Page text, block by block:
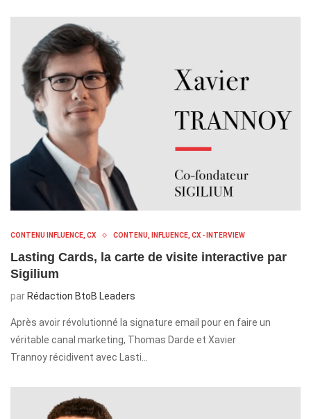
CONTENU INFLUENCE, CX CONTENU, INFLUENCE, CX - INTERVIEW
Lasting Cards, la carte de visite interactive par
Sigilium
par Rédaction BtoB Leaders
Après avoir révolutionné la signature email pour en faire un
véritable canal marketing, Thomas Darde et Xavier
Trannoy récidivent avec Lasti…